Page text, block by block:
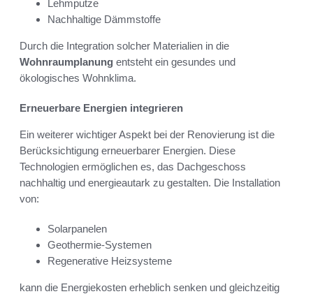
Lehmputze
Nachhaltige Dämmstoffe
Durch die Integration solcher Materialien in die
Wohnraumplanung entsteht ein gesundes und
ökologisches Wohnklima.
Erneuerbare Energien integrieren
Ein weiterer wichtiger Aspekt bei der Renovierung ist die
Berücksichtigung erneuerbarer Energien. Diese
Technologien ermöglichen es, das Dachgeschoss
nachhaltig und energieautark zu gestalten. Die Installation
von:
Solarpanelen
Geothermie-Systemen
Regenerative Heizsysteme
kann die Energiekosten erheblich senken und gleichzeitig